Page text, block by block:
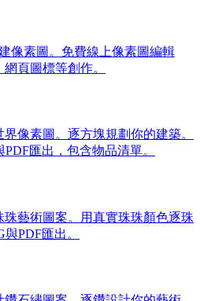
像素圖。免費線上像素圖編輯
頁圖標等創作。
像素圖。逐方塊規劃你的建築。
匯出，包含物品清單。
藝術圖案。用真實珠珠顏色逐珠
PDF匯出。